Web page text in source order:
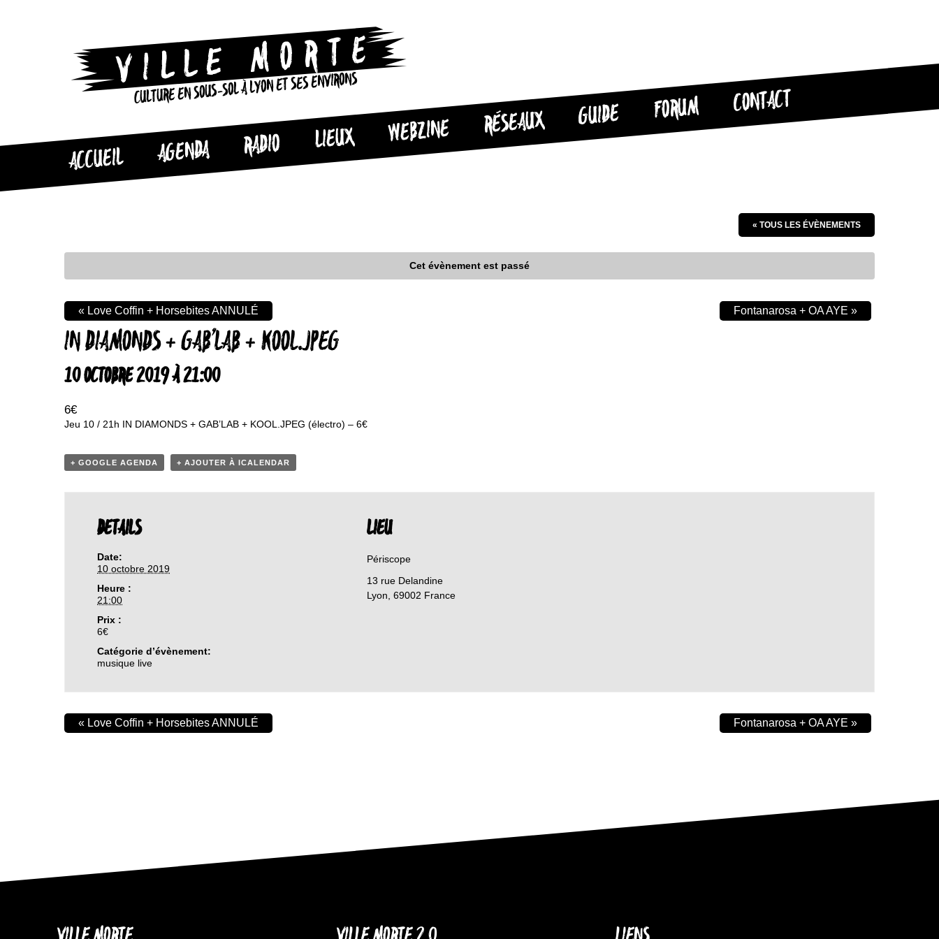
CULTURE EN SOUS-SOL À LYON ET SES ENVIRONS
ACCUEIL AGENDA RADIO LIEUX WEBZINE RÉSEAUX GUIDE FORUM CONTACT
« TOUS LES ÉVÈNEMENTS
Cet évènement est passé
IN DIAMONDS + GAB’LAB + KOOL.JPEG
10 OCTOBRE 2019 À 21:00
6€
« Love Coffin + Horsebites ANNULÉ Fontanarosa + OA AYE »
Jeu 10 / 21h IN DIAMONDS + GAB’LAB + KOOL.JPEG (électro) – 6€
+ GOOGLE AGENDA + AJOUTER À ICALENDAR
DETAILS
Date:
10 octobre 2019
Heure :
21:00
Prix :
6€
Catégorie d’évènement:
musique live
LIEU
Périscope
13 rue Delandine
Lyon 69002 France
« Love Coffin + Horsebites ANNULÉ Fontanarosa + OA AYE »